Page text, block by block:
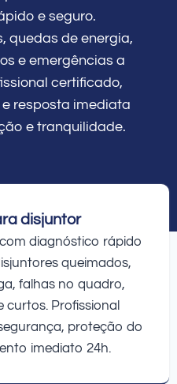
e seguro.
quedas de energia,
e emergências a
certificado,
resposta imediata
e tranquilidade.
disjuntor
diagnóstico rápido
queimados,
falhas no quadro,
curtos. Profissional
proteção do
imediato 24h.